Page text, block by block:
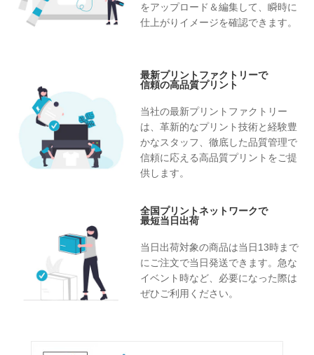
をアップロード＆編集して、瞬時に
仕上がりイメージを確認できます。
最新プリントファクトリーで
信頼の高品質プリント
当社の最新プリントファクトリー
は、革新的なプリント技術と経験豊
かなスタッフ、徹底した品質管理で
信頼に応える高品質プリントをご提
供します。
全国プリントネットワークで
最短当日出荷
当日出荷対象の商品は当日13時まで
にご注文で当日発送できます。急な
イベント時など、必要になった際は
ぜひご利用ください。